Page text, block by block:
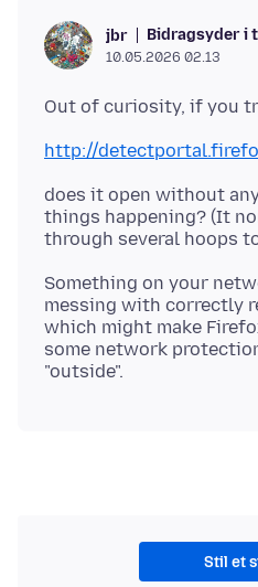
jbr Bidragsyder i
10.05.2026 02.13
http://
does it open without
things happening? (It
Something on your
messing with correctly
which might make
some network
Stil et